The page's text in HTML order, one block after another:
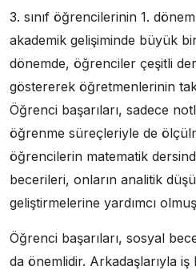
3. sınıf öğrencilerinin 1.
akademik gelişiminde büyük
dönemde, öğrenciler çeşitli
göstererek öğretmenlerinin
Öğrenci başarıları, sadece
öğrenme süreçleriyle de
öğrencilerin matematik
becerileri, onların analitik
geliştirmelerine yardımcı
Öğrenci başarıları, sosyal
da önemlidir. Arkadaşlarıyla